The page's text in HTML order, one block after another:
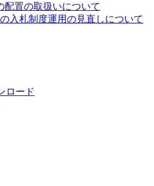
配置の取扱いについて
入札制度運用の見直しについて
ロード